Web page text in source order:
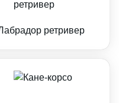
ретривер